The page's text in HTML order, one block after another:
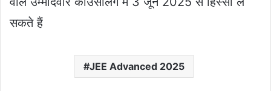
सकते हैं
JEE Advanced 2025